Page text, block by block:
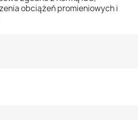
obciążeń promieniowych i